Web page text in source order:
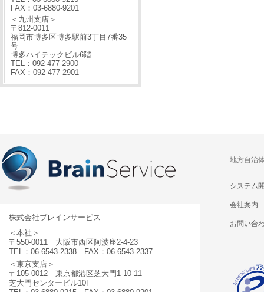
FAX：03-6880-9201
＜九州支店＞
〒812-0011
福岡市博多区博多駅前3丁目7番35
号
博多ハイテックビル6階
TEL：092-477-2900
FAX：092-477-2901
株式会社ブレインサービス
＜本社＞
〒550-0011 大阪市西区阿波座2-4-23
TEL：06-6543-2338 FAX：06-6543-2337
＜東京支店＞
〒105-0012 東京都港区芝大門1-10-11
芝大門センタービル10F
地方自治
システム
会社案内
お問い合